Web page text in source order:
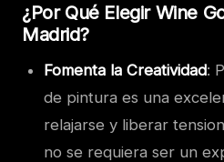
¿Por Qué Elegir Wine
Madrid?
Fomenta la Creatividad:
de pintura es una
relajarse y liberar
no se requiera ser un